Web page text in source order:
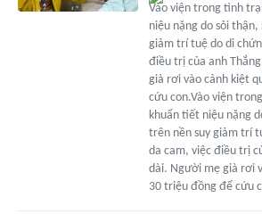
Vào viện trong tình
niệu nặng do sỏi
giảm trí tuệ do di
điều trị của anh
già rơi vào cảnh kiệt
cứu con.Vào viện
khuẩn tiết niệu nặng
trên nền suy giảm trí
da cam, việc điều trị
dài. Người mẹ già rơi
30 triệu đồng để cứu